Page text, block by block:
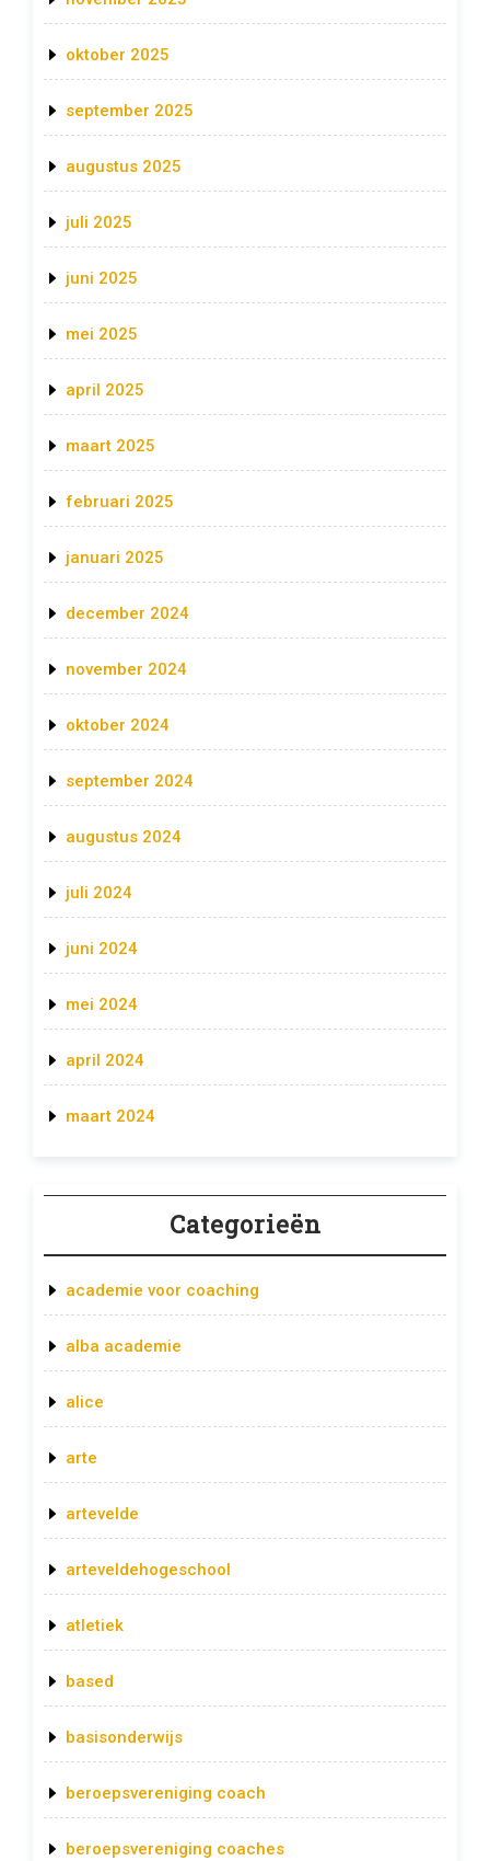
oktober 2025
september 2025
augustus 2025
juli 2025
juni 2025
mei 2025
april 2025
maart 2025
februari 2025
januari 2025
december 2024
november 2024
oktober 2024
september 2024
augustus 2024
juli 2024
juni 2024
mei 2024
april 2024
maart 2024
Categorieën
academie voor coaching
alba academie
alice
arte
artevelde
arteveldehogeschool
atletiek
based
basisonderwijs
beroepsvereniging coach
beroepsvereniging coaches